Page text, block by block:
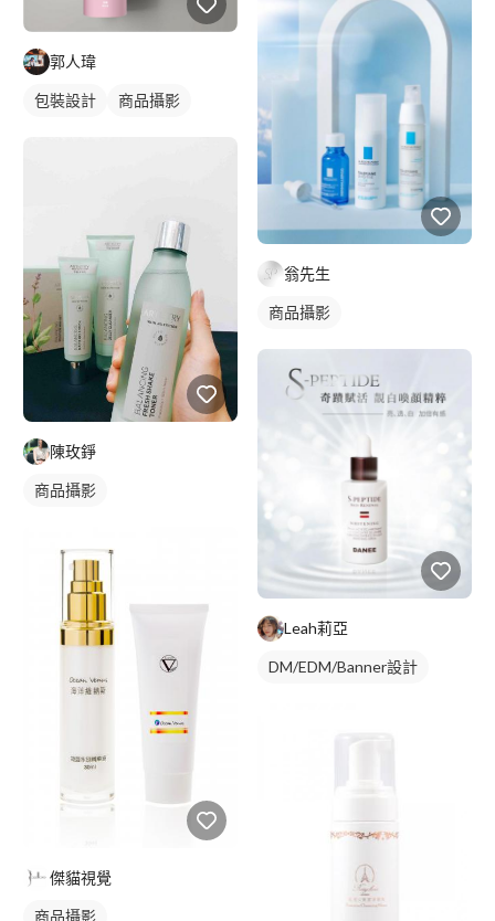
郭人瑋
包裝設計 商品攝影
陳玫錚
商品攝影
傑貓視覺
商品攝影
翁先生
商品攝影
Leah莉亞
DM/EDM/Banner設計